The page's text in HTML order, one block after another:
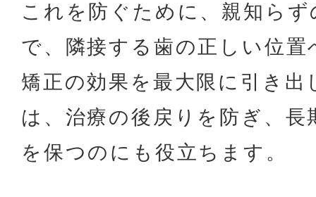
これを防ぐために、親知ら
で、隣接する歯の正しい位
矯正の効果を最大限に引き出
は、治療の後戻りを防ぎ、長
を保つのにも役立ちます。